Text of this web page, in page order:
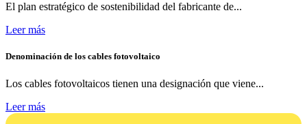
El plan estratégico de sostenibilidad del fabricante de...
Leer más
Denominación de los cables fotovoltaico
Los cables fotovoltaicos tienen una designación que viene...
Leer más